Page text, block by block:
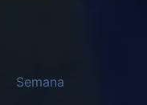
Semana